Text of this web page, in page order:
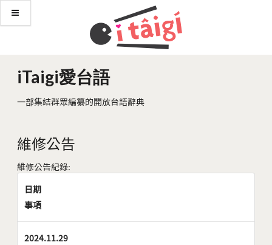
iTaigi愛台語
一部集結群眾編纂的開放台語辭典
維修公告
維修公告紀錄:
日期
事項
2024.11.29